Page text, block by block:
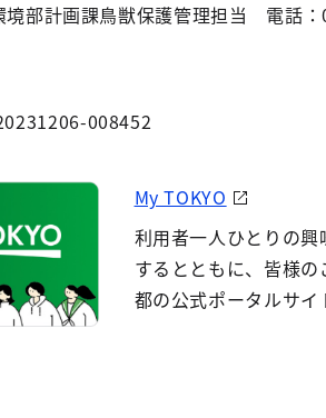
境部計画課鳥獣保護管理担当 電話
008452
My TOKYO
利用者一人ひとりの
するとともに、皆様
都の公式ポータルサイ